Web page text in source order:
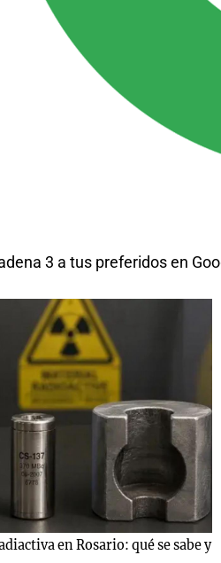
3 a tus preferidos en
en Rosario: qué se sabe y